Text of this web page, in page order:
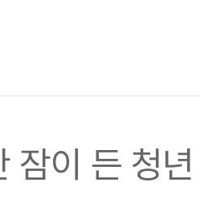
잠이 든 청년